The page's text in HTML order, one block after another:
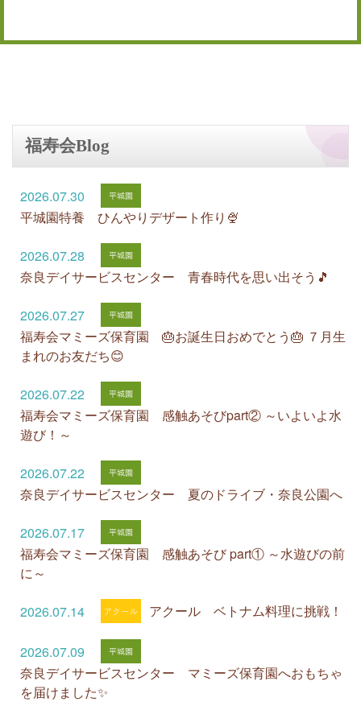
福寿会Blog
2026.07.30
平城園特養 ひんやりデザート作り🍨
2026.07.28
奈良デイサービスセンター 青春時代を思い出そう🎵
2026.07.27
福寿会マミーズ保育園 🎂お誕生日おめでとう🎂 ７月生
まれのお友だち😊
2026.07.22
福寿会マミーズ保育園 感触あそびpart② ～いよいよ水
遊び！～
2026.07.22
奈良デイサービスセンター 夏のドライブ・奈良公園へ
2026.07.17
福寿会マミーズ保育園 感触あそび part① ～水遊びの前
に～
2026.07.14 アクール ベトナム料理に挑戦！
2026.07.09
奈良デイサービスセンター マミーズ保育園へおもちゃ
を届けました✨